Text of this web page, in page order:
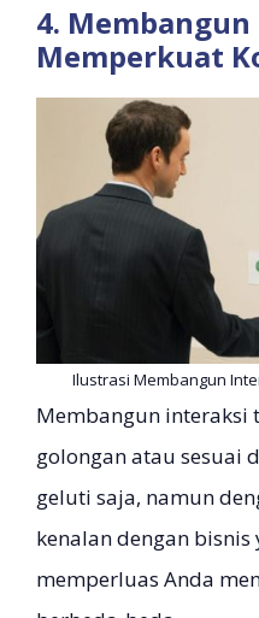
4.
Memperkuat
Ilustrasi Membangun
Membangun interaksi
golongan atau sesuai
geluti saja, namun
kenalan dengan
memperluas Anda